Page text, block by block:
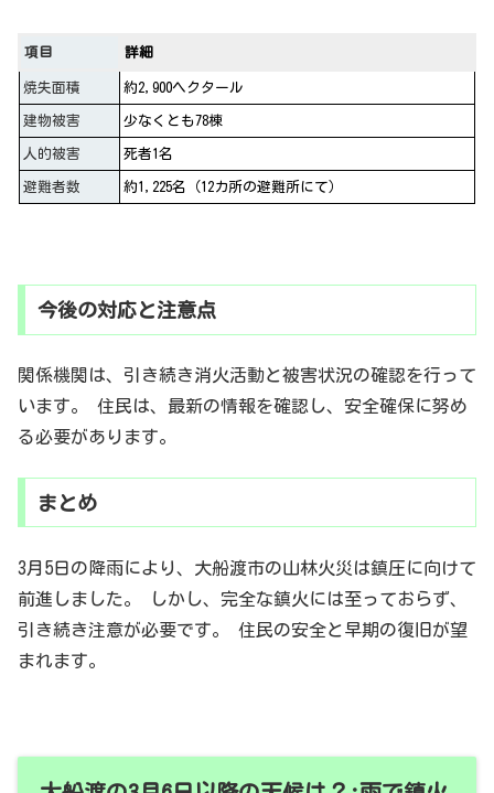
項目 詳細
焼失面積 約2,900ヘクタール
建物被害 少なくとも78棟
人的被害 死者1名
避難者数 約1,225名（12カ所の避難所にて）
今後の対応と注意点
関係機関は、引き続き消火活動と被害状況の確認を行って
います。 住民は、最新の情報を確認し、安全確保に努め
る必要があります。
まとめ
3月5日の降雨により、大船渡市の山林火災は鎮圧に向けて
前進しました。 しかし、完全な鎮火には至っておらず、
引き続き注意が必要です。 住民の安全と早期の復旧が望
まれます。